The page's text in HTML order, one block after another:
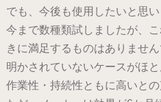
でも、今後も使用したいと思
今まで数種類試しましたが、
きに満足するものはありませ
明かされていないケースがほ
作業性・持続性ともに高いと